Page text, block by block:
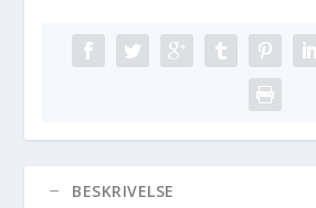
BESKRIVELSE